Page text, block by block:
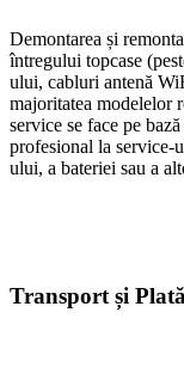
Demontarea și
întregului topcase
ului, cabluri antenă
majoritatea modelelor
service se face pe
profesional la service-
ului, a bateriei sau a
Transport și Plată